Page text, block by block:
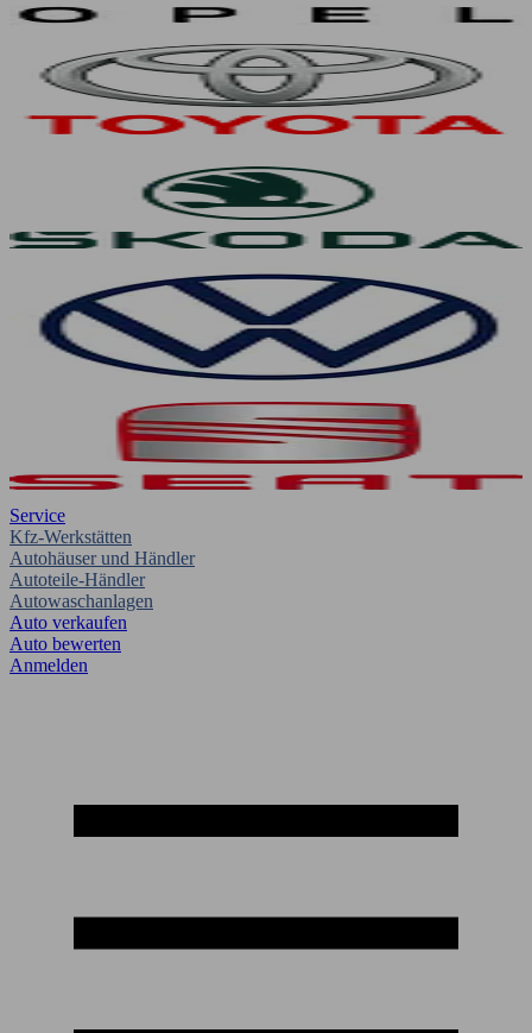
Service
Kfz-Werkstätten
Autohäuser und Händler
Autoteile-Händler
Autowaschanlagen
Auto verkaufen
Auto bewerten
Anmelden